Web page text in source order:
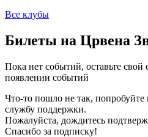
Все клубы
Билеты на Црвена
Пока нет событий, оставьте
появлении событий
Что-то пошло не так, попробуйте
службу поддержки.
Пожалуйста, дождитесь
Спасибо за подписку!